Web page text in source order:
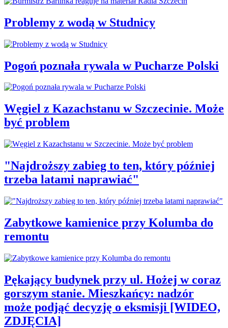
Problemy z wodą w Studnicy
Pogoń poznała rywala w Pucharze Polski
Węgiel z Kazachstanu w Szczecinie. Może
być problem
"Najdroższy zabieg to ten, który później
trzeba latami naprawiać"
Zabytkowe kamienice przy Kolumba do
remontu
Pękający budynek przy ul. Hożej w coraz
gorszym stanie. Mieszkańcy: nadzór
może podjąć decyzję o eksmisji [WIDEO,
ZDJĘCIA]